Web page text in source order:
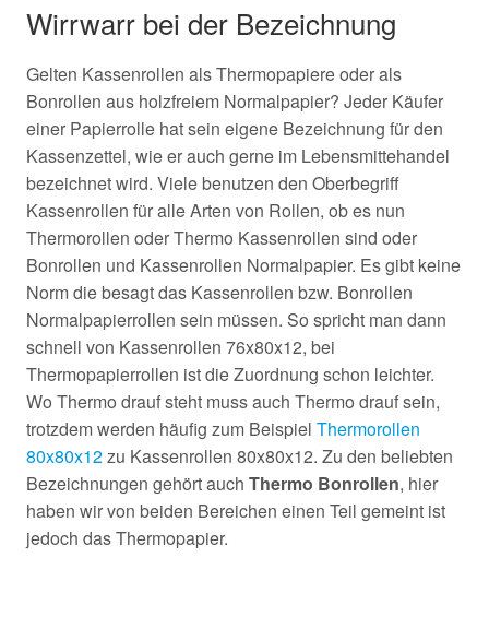
Wirrwarr bei der Bezeichnung
Gelten Kassenrollen als Thermopapiere oder als
Bonrollen aus holzfreiem Normalpapier? Jeder Käufer
einer Papierrolle hat sein eigene Bezeichnung für den
Kassenzettel, wie er auch gerne im Lebensmittehandel
bezeichnet wird. Viele benutzen den Oberbegriff
Kassenrollen für alle Arten von Rollen, ob es nun
Thermorollen oder Thermo Kassenrollen sind oder
Bonrollen und Kassenrollen Normalpapier. Es gibt keine
Norm die besagt das Kassenrollen bzw. Bonrollen
Normalpapierrollen sein müssen. So spricht man dann
schnell von Kassenrollen 76x80x12, bei
Thermopapierrollen ist die Zuordnung schon leichter.
Wo Thermo drauf steht muss auch Thermo drauf sein,
trotzdem werden häufig zum Beispiel Thermorollen
80x80x12zu Kassenrollen 80x80x12. Zu den beliebten
Bezeichnungen gehört auch Thermo Bonrollen, hier
haben wir von beiden Bereichen einen Teil gemeint ist
jedoch das Thermopapier.